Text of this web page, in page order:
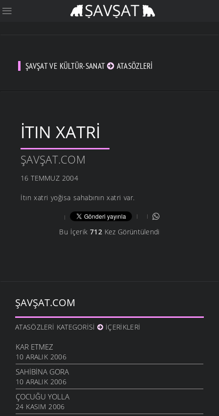
ŞAVŞAT VE KÜLTÜR-SANAT ATASÖZLERI
İTIN XATRI
ŞAVŞAT.COM
16 TEMMUZ 2004
İtın xatri yoğisa sahabının xatri var.
Bu İçerik 712Kez Görüntülendi
ŞAVŞAT.COM
ATASÖZLERI KATEGORISI İÇERIKLERI
KAR ETMEZ
10 ARALIK 2006
SAHIBINA GORA
10 ARALIK 2006
ÇOCUĞU YOLLA
24 KASIM 2006